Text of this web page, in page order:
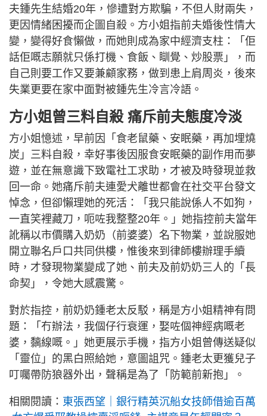
夫鍾先生結婚20年，慘遭對方欺騙，不但人財兩失，
更因情緒困擾而企圖自殺。方小姐指前夫婚後性情大
變，變得好食懶做，而她則成為家中經濟支柱：「佢
話佢嘅志願就只係打機、食飯、瞓覺、炒股票」，而
自己則要工作又要兼顧家務，做到患上肩周炎，後來
失業更要在家中面對被鍾先生冷言冷語。
方小姐曾三料自殺 痛斥前夫態度冷淡
方小姐憶述，早前因「食老鼠藥、安眠藥，再加埋燒
炭」三料自殺，幸好事後因服食安眠藥的副作用而夢
遊，並在無意識下致電社工求助，才被及時發現並救
回一命。她痛斥前夫連愛犬離世都會在社交平台發文
悼念，但卻懶理她的死活：「我只能說係人不如狗，
一直笑裡藏刀，呃咗我整整20年。」她指控前夫當年
訛稱以市價購入奶奶（前婆婆）名下物業，並說服她
開立聯名戶口共同供樓，惟後來到律師樓辦理手續
時，才發現物業變成了她、前夫及前奶奶三人的「長
命契」，令她大感震驚。
對於指控，前奶奶鍾老太反駁，稱是方小姐精神有問
題：「冇辦法，我個仔行衰運，娶咗個神經病嘅老
婆，黐線嘅。」她更展示手機，指方小姐曾傳送疑似
「靈位」的黑白照給她，意圖詛咒。鍾老太更獲兒子
叮囑帶防狼器外出，聲稱是為了「防範前新抱」。
相關閱讀： 東張西望｜銀行精英沉船女技師借逾百萬